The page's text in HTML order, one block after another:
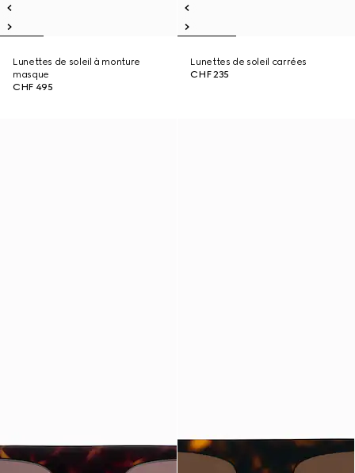
Lunettes de soleil à monture
masque
CHF 495
Lunettes de soleil carrées
CHF 235